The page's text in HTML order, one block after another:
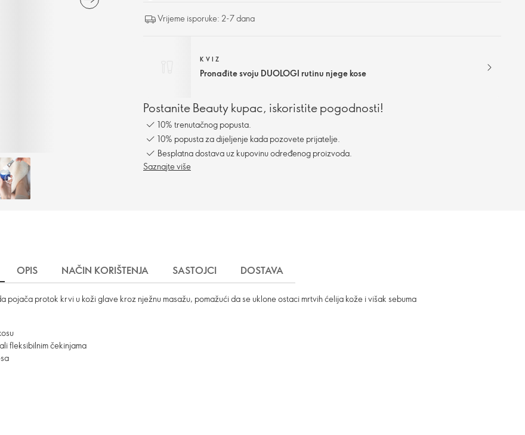
Vrijeme isporuke: 2-7 dana
KVIZ
Pronađite svoju DUOLOGI rutinu njege kose
Postanite Beauty kupac, iskoristite pogodnosti!
10% trenutačnog popusta.
10% popusta za dijeljenje kada pozovete prijatelje.
Besplatna dostava uz kupovinu određenog proizvoda.
Saznajte više
OPIS NAČIN KORIŠTENJA SASTOJCI DOSTAVA
pojača protok krvi u koži glave kroz nježnu masažu, pomažući da se uklone ostaci mrtvih ćelija kože i višak sebuma
fleksibilnim čekinjama